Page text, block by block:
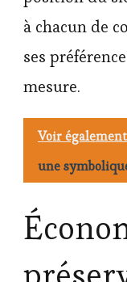
à chacun de
ses
mesure.
Voir également
une